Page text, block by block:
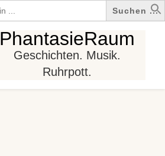
PhantasieRaum
Geschichten. Musik.
Ruhrpott.